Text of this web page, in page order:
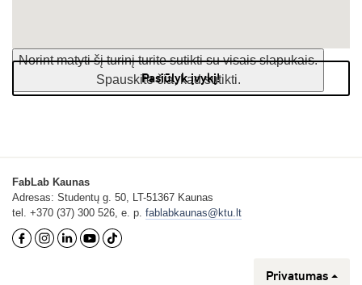
Norint matyti šį turinį turite sutikti su visais slapukais.
Spauskite čia, kad sutikti.
Pasiūlyk įvykį!
FabLab Kaunas
Adresas: Studentų g. 50, LT-51367 Kaunas
tel. +370 (37) 300 526, e. p. fablabkaunas@ktu.lt
Privatumas